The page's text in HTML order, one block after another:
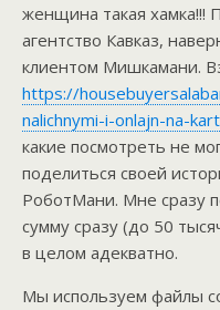
женщина такая хамка!!!
агентство Кавказ,
клиентом Мишкамани.
https://
nalichnymi-i-onlajn-na-
какие посмотреть не
поделиться своей
РоботМани. Мне сразу
сумму сразу (до 50
в целом адекватно.
Мы используем файлы